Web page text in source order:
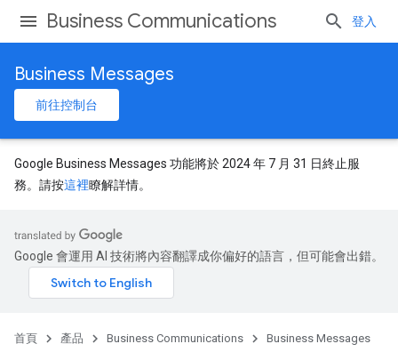
Business Communications 登入
Business Messages
前往控制台
Google Business Messages 功能將於 2024 年 7 月 31 日終止服
務。請按這裡瞭解詳情。
Google 會運用 AI 技術將內容翻譯成你偏好的語言，但可能會出錯。
首頁 產品 Business Communications
Business Messages